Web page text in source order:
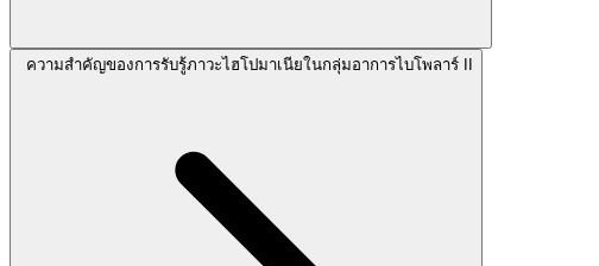
ความสำคัญของการรับรู้ภาวะไฮโปมาเนียในกลุ่มอาการไบโพลาร์ II